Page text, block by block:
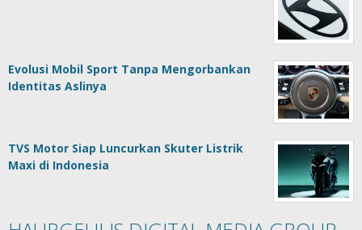
Evolusi Mobil Sport Tanpa Mengorbankan
Identitas Aslinya
TVS Motor Siap Luncurkan Skuter Listrik
Maxi di Indonesia